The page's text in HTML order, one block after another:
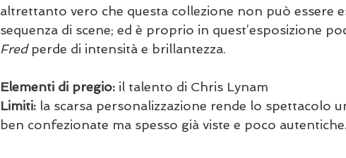
altrettanto vero che questa collezione non può essere
sequenza di scene; ed è proprio in quest’esposizione
Fred perde di intensità e brillantezza.
Elementi di pregio: il talento di Chris Lynam
Limiti: la scarsa personalizzazione rende lo spettacolo
ben confezionate ma spesso già viste e poco autentiche.